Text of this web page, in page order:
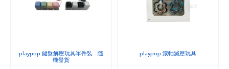
電池
人氣角色
playpop 鍵盤解壓玩具單件裝 - 隨
機發貨
playpop 滾軸減壓玩具